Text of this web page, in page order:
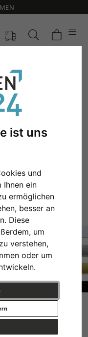
ist uns
und
Ihnen ein
ermöglichen
besser an
Diese
um
verstehen,
oder um